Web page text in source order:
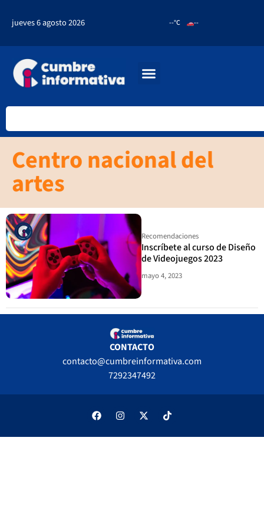
jueves 6 agosto 2026 --°C --
Centro nacional del
artes
Recomendaciones
Inscríbete al curso de Diseño
de Videojuegos 2023
mayo 4, 2023
CONTACTO
contacto@cumbreinformativa.com
7292347492